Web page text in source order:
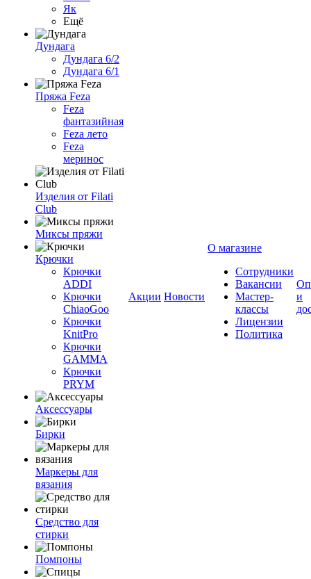
Як
Ещё
Дундага
Дундага 6/2
Дундага 6/1
Пряжа Feza
Feza
фантазийная
Feza лето
Feza
меринос
Изделия от Filati
Club
Миксы пряжи
Крючки
Крючки
ADDI
Крючки
ChiaoGoo
Крючки
KnitPro
Крючки
GAMMA
Крючки
PRYM
Аксессуары
Бирки
Маркеры для
вязания
Средство для
стирки
Помпоны
Акции Новости
О магазине
Сотрудники
Вакансии
Мастер-
классы
Лицензии
Политика
и